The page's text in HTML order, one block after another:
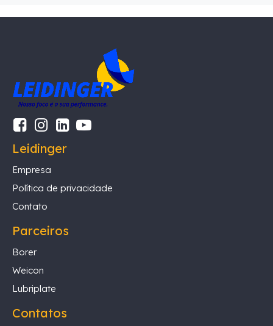
Leidinger
Empresa
Política de privacidade
Contato
Parceiros
Borer
Weicon
Lubriplate
Contatos